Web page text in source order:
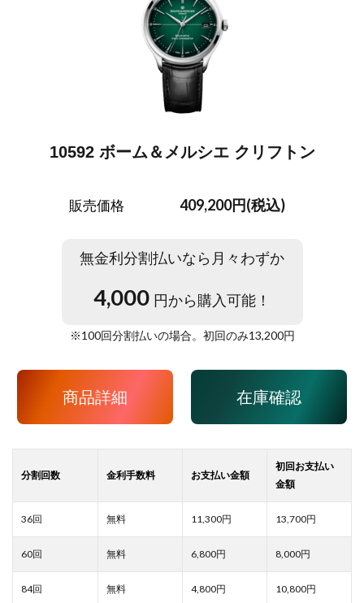
10592 ボーム＆メルシエ クリフトン
販売価格 409,200円(税込)
無金利分割払いなら月々わずか
4,000 円から購入可能！
※100回分割払いの場合。初回のみ13,200円
商品詳細 在庫確認
11,300 13,700
6,800 8,000
4,800 10,800